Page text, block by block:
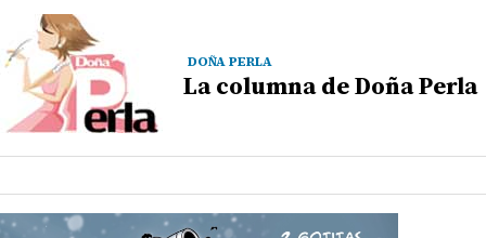
DOÑA PERLA
La columna de Doña Perla